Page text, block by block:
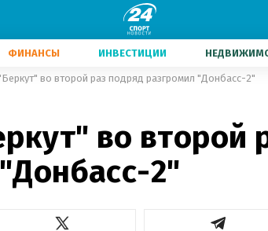
ФИНАНСЫ ИНВЕСТИЦИИ
во второй раз подряд разгромил "Донбасс-2"
во второй
2"